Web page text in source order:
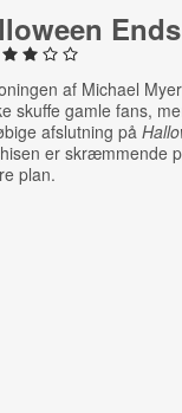
Ends
af Michael
skuffe gamle fans,
afslutning på
er skræmmende
plan.